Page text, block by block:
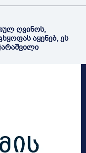
ღვინოს,
აყენებ, ეს